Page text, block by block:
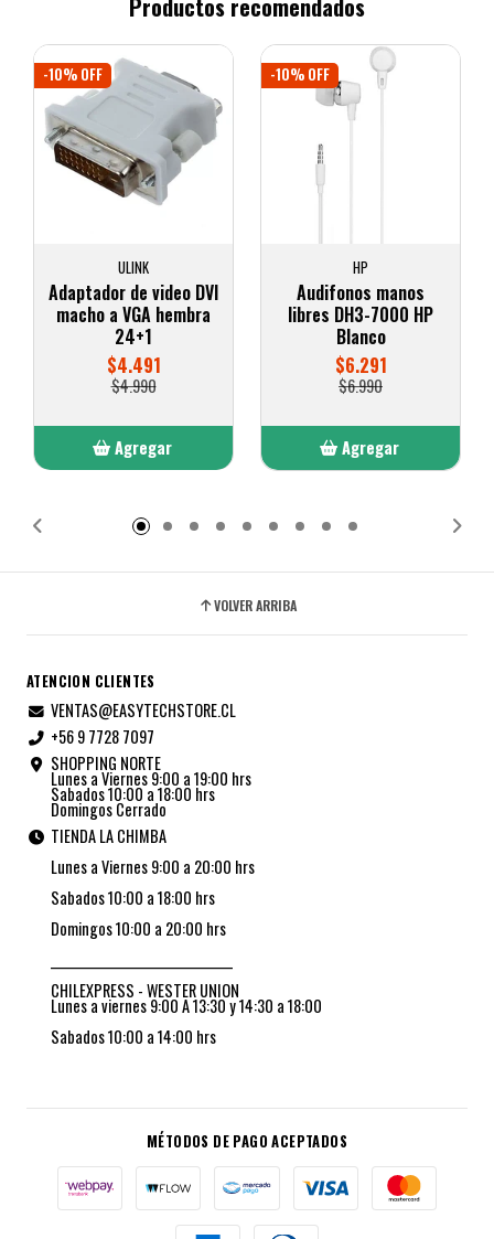
Productos recomendados
-10% OFF
ULINK
Adaptador de video DVI
macho a VGA hembra
24+1
$4.491
$4.990
Agregar
-10% OFF
HP
Audifonos manos
libres DH3-7000 HP
Blanco
$6.291
$6.990
Agregar
VOLVER ARRIBA
ATENCION CLIENTES
VENTAS@EASYTECHSTORE.CL
+56 9 7728 7097
SHOPPING NORTE
Lunes a Viernes 9:00 a 19:00 hrs
Sabados 10:00 a 18:00 hrs
Domingos Cerrado
TIENDA LA CHIMBA
Lunes a Viernes 9:00 a 20:00 hrs
Sabados 10:00 a 18:00 hrs
Domingos 10:00 a 20:00 hrs
CHILEXPRESS - WESTER UNION
Lunes a viernes 9:00 A 13:30 y 14:30 a 18:00
Sabados 10:00 a 14:00 hrs
MÉTODOS DE PAGO ACEPTADOS